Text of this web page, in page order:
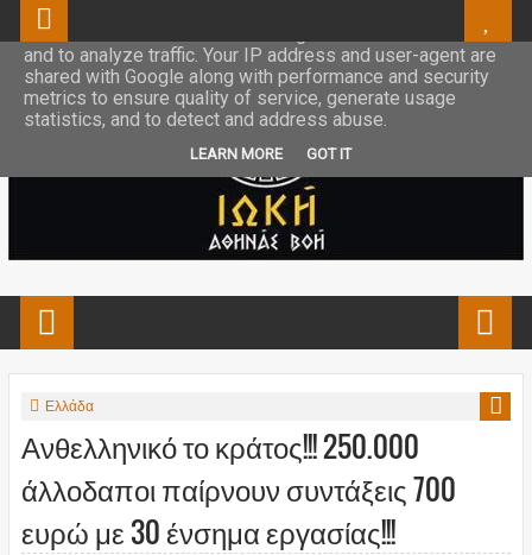
Ελλάδα
Ανθελληνικό το κράτος!!! 250.000
άλλοδαποι παίρνουν συντάξεις 700
ευρώ με 30 ένσημα εργασίας!!!
This site uses cookies from Google to deliver its services
and to analyze traffic. Your IP address and user-agent are
shared with Google along with performance and security
metrics to ensure quality of service, generate usage
statistics, and to detect and address abuse.
LEARN MORE GOT IT